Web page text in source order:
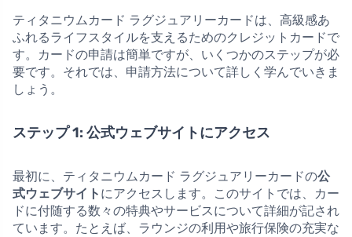
ティタニウムカード ラグジュアリーカードは、高級感あ
ふれるライフスタイルを支えるためのクレジットカードで
す。カードの申請は簡単ですが、いくつかのステップが必
要です。それでは、申請方法について詳しく学んでいきま
しょう。
ステップ 1: 公式ウェブサイトにアクセス
最初に、ティタニウムカード ラグジュアリーカードの公
式ウェブサイト にアクセスします。このサイトでは、カー
ドに付随する数々の特典やサービスについて詳細が記され
ています。たとえば、ラウンジの利用や旅行保険の充実な